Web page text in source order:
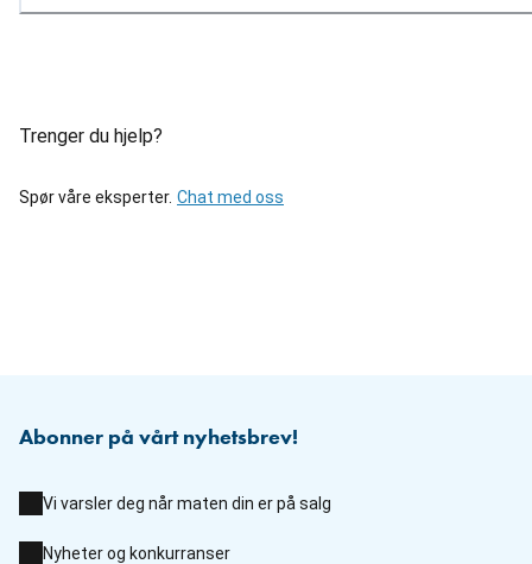
Trenger du hjelp?
Spør våre eksperter. Chat med oss
Abonner på vårt nyhetsbrev!
Vi varsler deg når maten din er på salg
Nyheter og konkurranser